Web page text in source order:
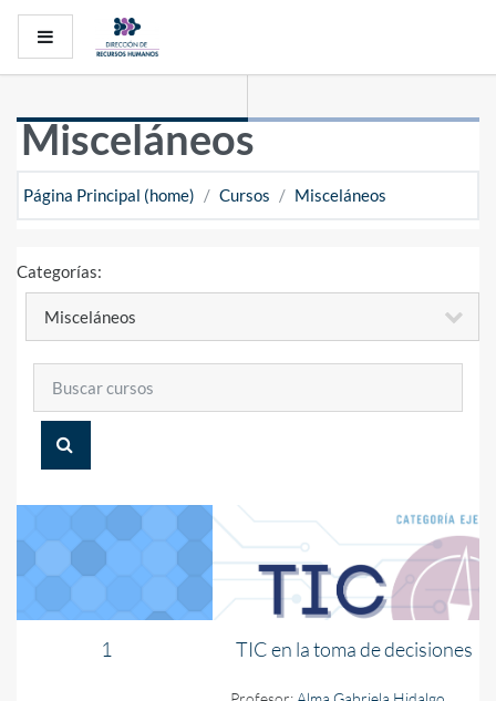
Saltar al contenido principal
Pánel lateral
Misceláneos
Página Principal (home) Cursos Misceláneos
Categorías:
1 TIC en la toma de decisiones